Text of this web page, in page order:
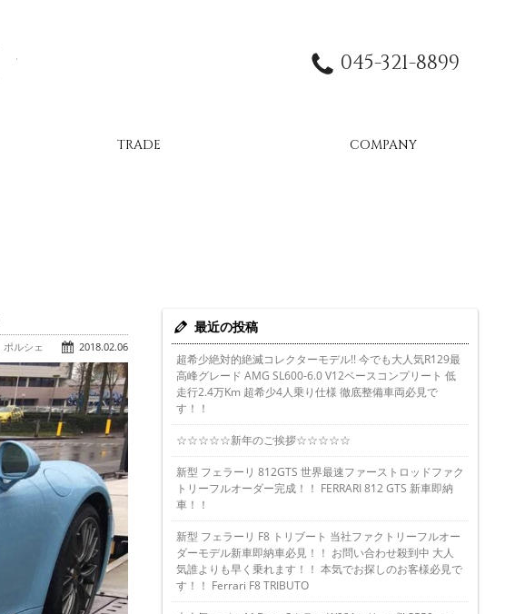
045-321-8899
TRADE COMPANY
2018.02.06
ポルシェ
最近の投稿
超希少絶対的絶滅コレクターモデル!! 今でも大人気R129最
高峰グレード AMG SL600-6.0 V12ベースコンプリート 低
走行2.4万Km 超希少4人乗り仕様 徹底整備車両必見で
す！！
☆☆☆☆☆新年のご挨拶☆☆☆☆☆
新型 フェラーリ 812GTS 世界最速ファーストロッドファク
トリーフルオーダー完成！！ FERRARI 812 GTS 新車即納
車！！
新型 フェラーリ F8 トリブート 当社ファクトリーフルオー
ダーモデル新車即納車必見！！ お問い合わせ殺到中 大人
気誰よりも早く乗れます！！ 本気でお探しのお客様必見で
す！！ Ferrari F8 TRIBUTO